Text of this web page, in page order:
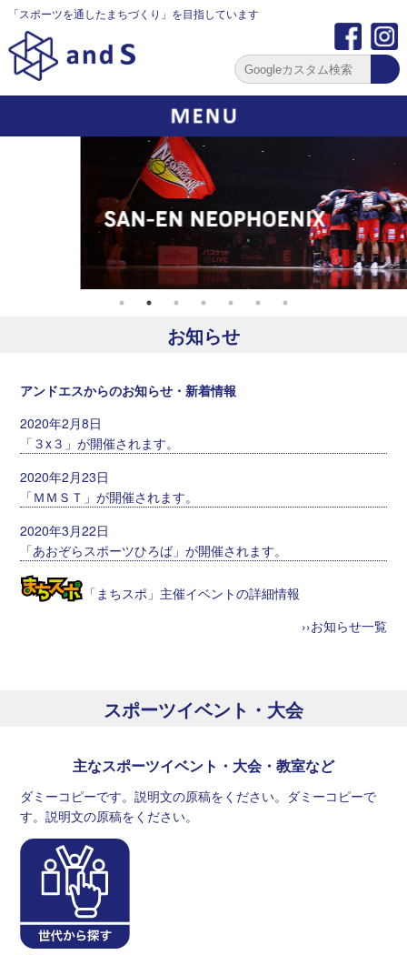
「スポーツを通したまちづくり」を目指しています
お知らせ
アンドエスからのお知らせ・新着情報
2020年2月8日
「３x３」が開催されます。
2020年2月23日
「ＭＭＳＴ」が開催されます。
2020年3月22日
「あおぞらスポーツひろば」が開催されます。
「まちスポ」主催イベントの詳細情報
››お知らせ一覧
スポーツイベント・大会
主なスポーツイベント・大会・教室など
ダミーコピーです。説明文の原稿をください。ダミーコピーで
す。説明文の原稿をください。